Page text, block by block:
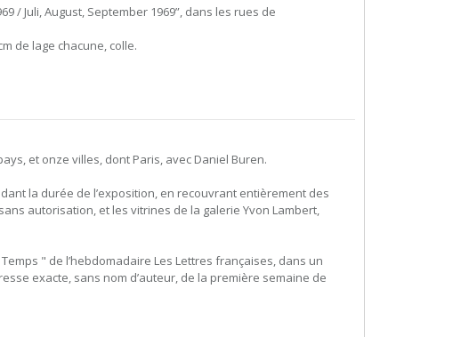
/ Juli, August, September 1969”, dans les rues de
de lage chacune, colle.
et onze villes, dont Paris, avec Daniel Buren.
la durée de l’exposition, en recouvrant entièrement des
autorisation, et les vitrines de la galerie Yvon Lambert,
" de l’hebdomadaire Les Lettres françaises, dans un
exacte, sans nom d’auteur, de la première semaine de